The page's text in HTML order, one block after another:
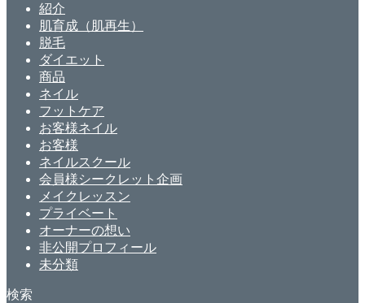
紹介
肌育成（肌再生）
脱毛
ダイエット
商品
ネイル
フットケア
お客様ネイル
お客様
ネイルスクール
会員様シークレット企画
メイクレッスン
プライベート
オーナーの想い
非公開プロフィール
未分類
検索